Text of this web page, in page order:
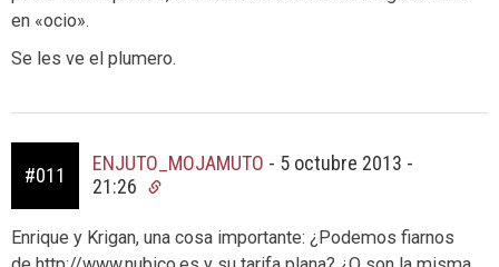
en «ocio».
Se les ve el plumero.
#011
ENJUTO_MOJAMUTO - 5 octubre 2013 -
21:26
Enrique y Krigan, una cosa importante: ¿Podemos fiarnos